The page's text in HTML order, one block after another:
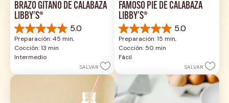
BRAZO GITANO DE CALABAZA
LIBBY'S®
5.0
5.0
de
5
estrellas.
reseña
Preparación: 45 min,
Cocción: 13 min
Intermedio
SALVAR
FAMOSO PIE DE CALABAZA
LIBBY'S®
5.0
5.0
de
5
estrellas.
reseñas
Preparación: 15 min,
Cocción: 50 min
Fácil
SALVAR